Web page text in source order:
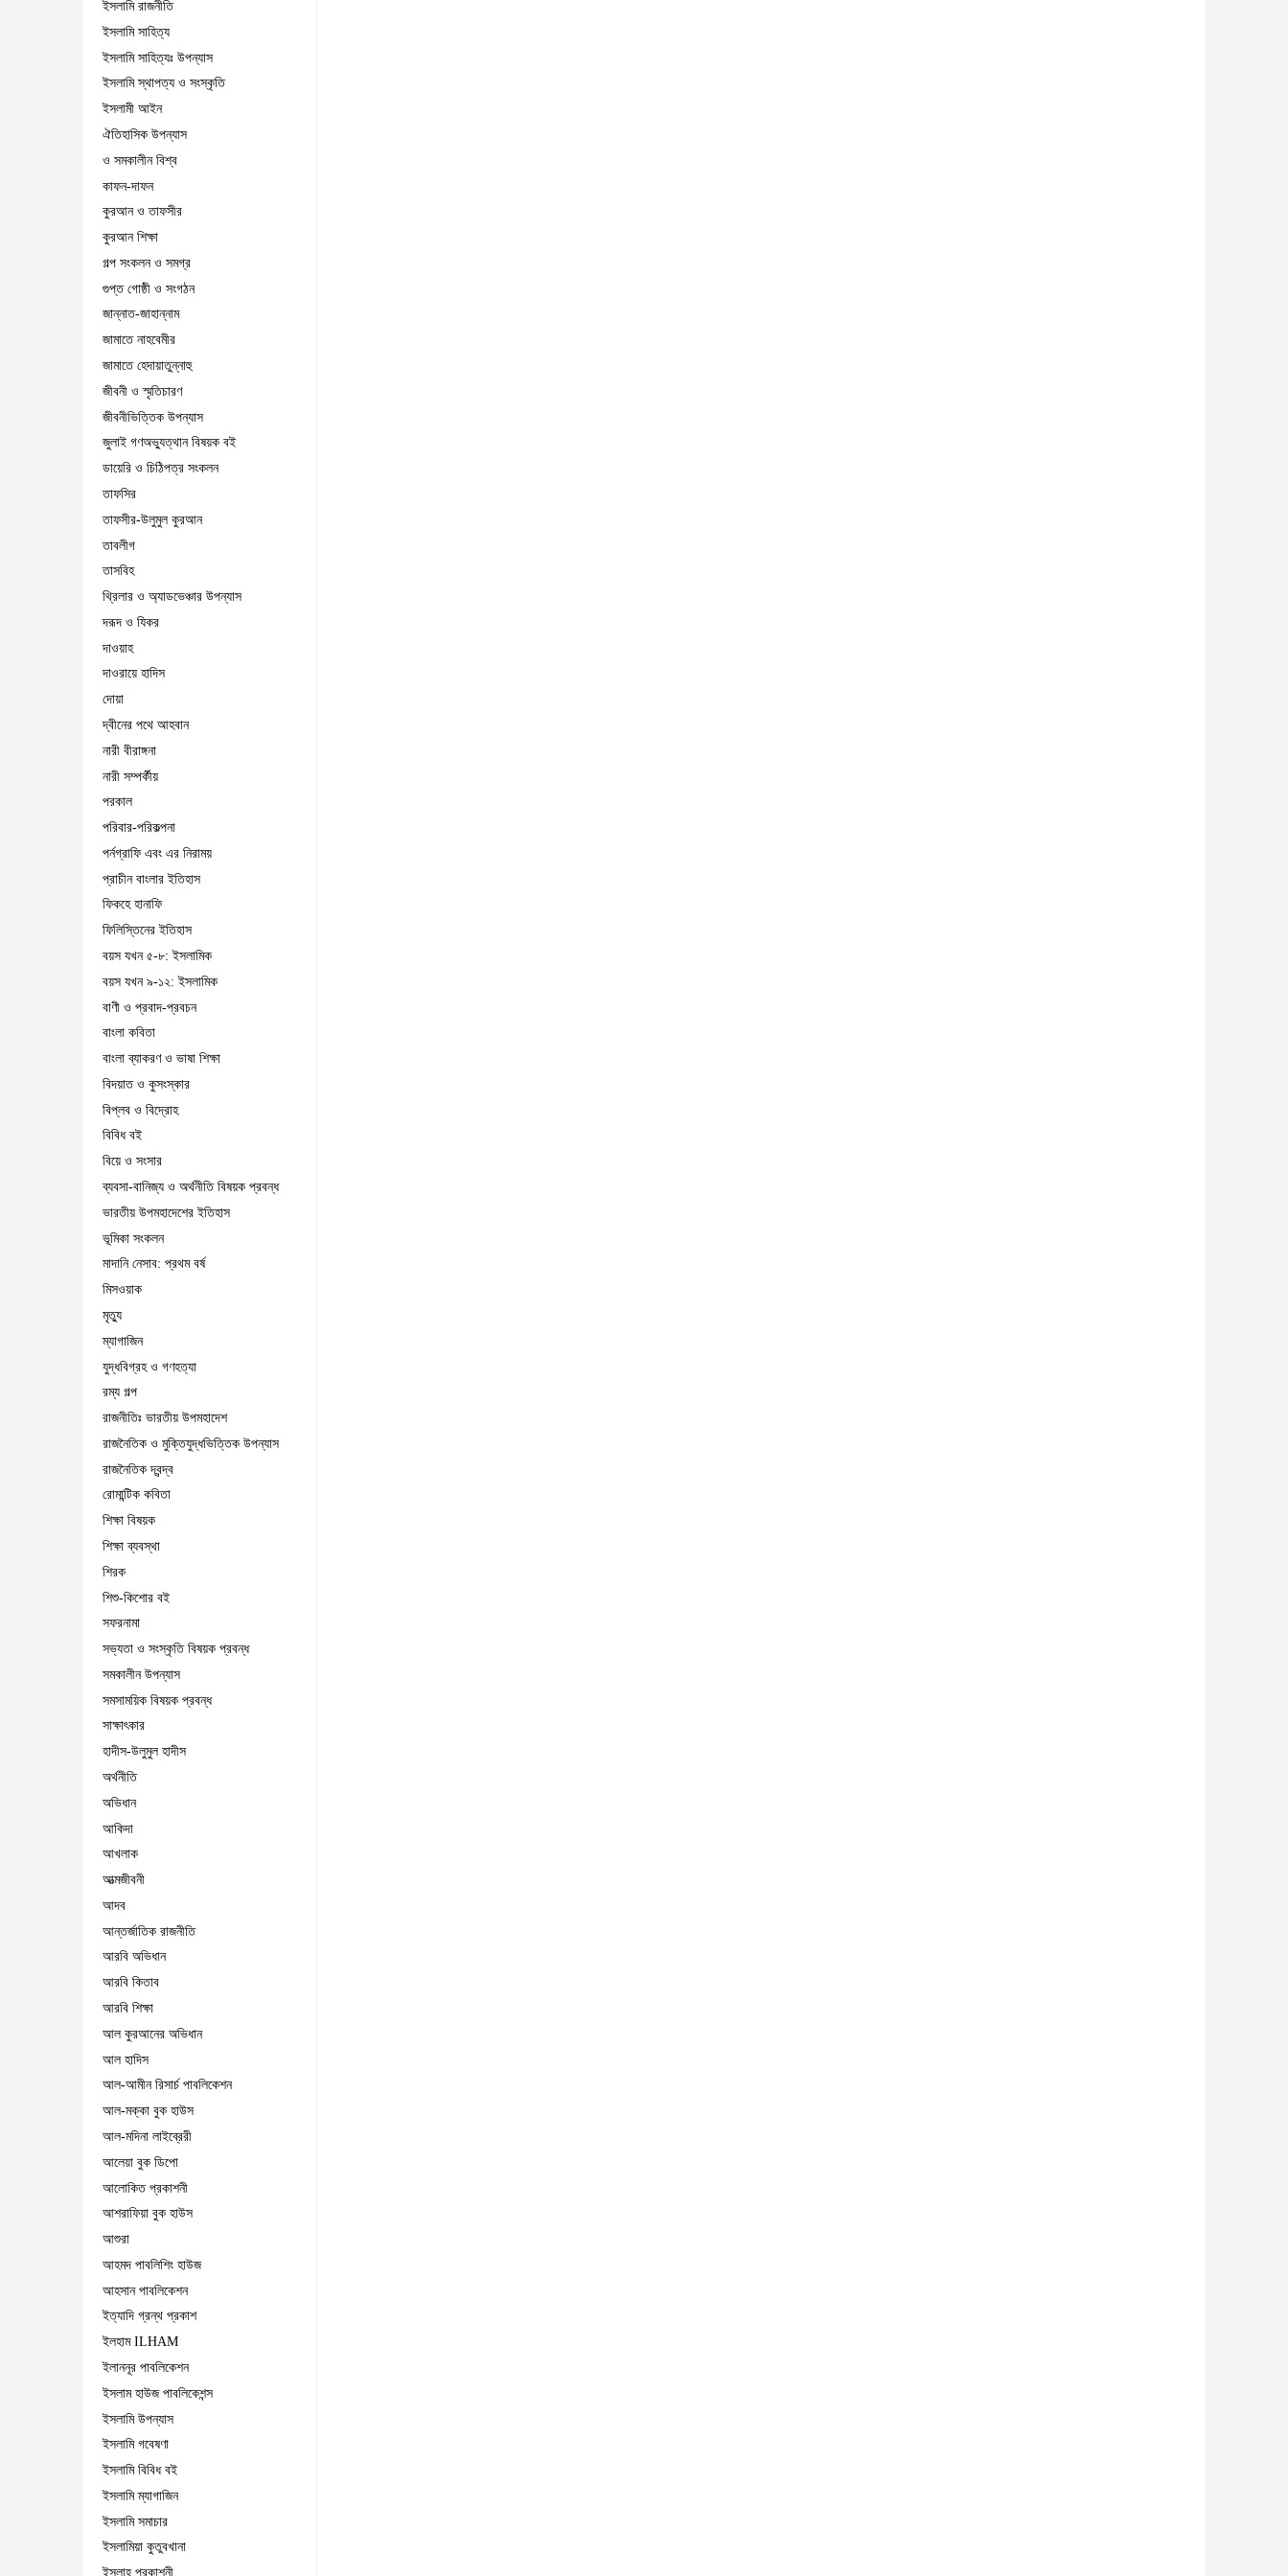
ইসলামি রাজনীতি
ইসলামি সাহিত্য
ইসলামি সাহিত্যঃ উপন্যাস
ইসলামি স্থাপত্য ও সংস্কৃতি
ইসলামী আইন
ঐতিহাসিক উপন্যাস
ও সমকালীন বিশ্ব
কাফন-দাফন
কুরআন ও তাফসীর
কুরআন শিক্ষা
গল্প সংকলন ও সমগ্র
গুপ্ত গোষ্ঠী ও সংগঠন
জান্নাত-জাহান্নাম
জামাতে নাহবেমীর
জামাতে হেদায়াতুন্নাহু
জীবনী ও স্মৃতিচারণ
জীবনীভিত্তিক উপন্যাস
জুলাই গণঅভ্যুত্থান বিষয়ক বই
ডায়েরি ও চিঠিপত্র সংকলন
তাফসির
তাফসীর-উলুমুল কুরআন
তাবলীগ
তাসবিহ
থ্রিলার ও অ্যাডভেঞ্চার উপন্যাস
দরূদ ও যিকর
দাওয়াহ
দাওরায়ে হাদিস
দোয়া
দ্বীনের পথে আহবান
নারী বীরাঙ্গনা
নারী সম্পর্কীয়
পরকাল
পরিবার-পরিকল্পনা
পর্নগ্রাফি এবং এর নিরাময়
প্রাচীন বাংলার ইতিহাস
ফিকহে হানাফি
ফিলিস্তিনের ইতিহাস
বয়স যখন ৫-৮: ইসলামিক
বয়স যখন ৯-১২: ইসলামিক
বাণী ও প্রবাদ-প্রবচন
বাংলা কবিতা
বাংলা ব্যাকরণ ও ভাষা শিক্ষা
বিদয়াত ও কুসংস্কার
বিপ্লব ও বিদ্রোহ
বিবিধ বই
বিয়ে ও সংসার
ব্যবসা-বানিজ্য ও অর্থনীতি বিষয়ক প্রবন্ধ
ভারতীয় উপমহাদেশের ইতিহাস
ভূমিকা সংকলন
মাদানি নেসাব: প্রথম বর্ষ
মিসওয়াক
মৃত্যু
ম্যাগাজিন
যুদ্ধবিগ্রহ ও গণহত্যা
রম্য গল্প
রাজনীতিঃ ভারতীয় উপমহাদেশ
রাজনৈতিক ও মুক্তিযুদ্ধভিত্তিক উপন্যাস
রাজনৈতিক দ্বন্দ্ব
রোমান্টিক কবিতা
শিক্ষা বিষয়ক
শিক্ষা ব্যবস্থা
শিরক
শিশু-কিশোর বই
সফরনামা
সভ্যতা ও সংস্কৃতি বিষয়ক প্রবন্ধ
সমকালীন উপন্যাস
সমসাময়িক বিষয়ক প্রবন্ধ
সাক্ষাৎকার
হাদীস-উলুমুল হাদীস
অর্থনীতি
অভিধান
আকিদা
আখলাক
আত্মজীবনী
আদব
আন্তর্জাতিক রাজনীতি
আরবি অভিধান
আরবি কিতাব
আরবি শিক্ষা
আল কুরআনের অভিধান
আল হাদিস
আল-আমীন রিসার্চ পাবলিকেশন
আল-মক্কা বুক হাউস
আল-মদিনা লাইব্রেরী
আলেয়া বুক ডিপো
আলোকিত প্রকাশনী
আশরাফিয়া বুক হাউস
আশুরা
আহমদ পাবলিশিং হাউজ
আহসান পাবলিকেশন
ইত্যাদি গ্রন্থ প্রকাশ
ইলহাম ILHAM
ইলাননূর পাবলিকেশন
ইসলাম হাউজ পাবলিকেশন্স
ইসলামি উপন্যাস
ইসলামি গবেষণা
ইসলামি বিবিধ বই
ইসলামি ম্যাগাজিন
ইসলামি সমাচার
ইসলামিয়া কুতুবখানা
ইসলাহ প্রকাশনী